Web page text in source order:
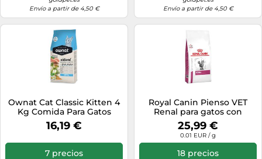
Envío a partir de 4,50 €
Envío a partir de 4,50 €
Ownat Cat Classic Kitten 4
Kg Comida Para Gatos
16,19 €
7 precios
Royal Canin Pienso VET
Renal para gatos con
enfermedad renal 2 kg
25,99 €
0.01 EUR / g
18 precios